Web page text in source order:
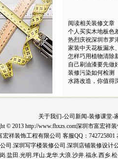
阅读相关装修文章
个人买实木地板色
热烈庆祝深圳市罗
家装中天花板漏水
怎样巧用植物清除
自己刷油漆要先做
装修污染如何检测
水路改造，你值得
关于我们-公司新闻-装修课堂-
© 2013 http://www.fhxzs.com深圳市富宏祥
祥装饰工程有限公司 客服QQ：742725801
司.深圳写字楼装修公司.深圳店铺装修设
.盐田.光明.坪山.龙华.大浪.沙井.福永.西乡.